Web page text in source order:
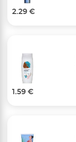
2.29 €
1.59 €